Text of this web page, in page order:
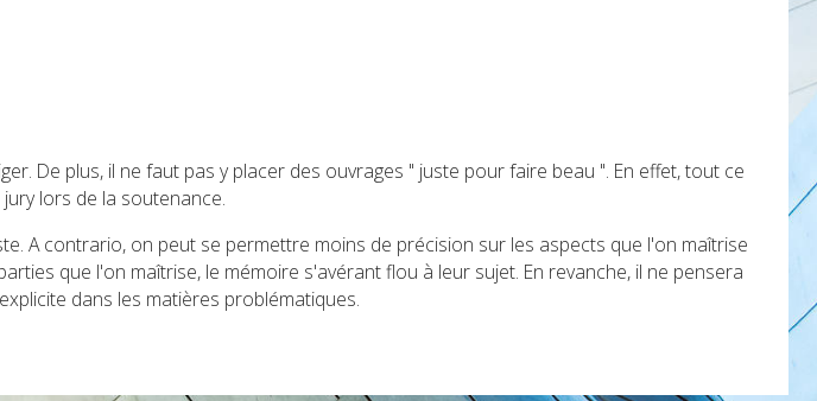
De plus, il ne faut pas y placer des ouvrages " juste pour faire beau ". En effet, tout ce
lors de la soutenance.
A contrario, on peut se permettre moins de précision sur les aspects que l'on maîtrise
que l'on maîtrise, le mémoire s'avérant flou à leur sujet. En revanche, il ne pensera
dans les matières problématiques.